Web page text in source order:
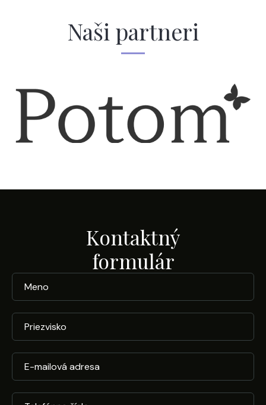
Naši partneri
Kontaktný
formulár